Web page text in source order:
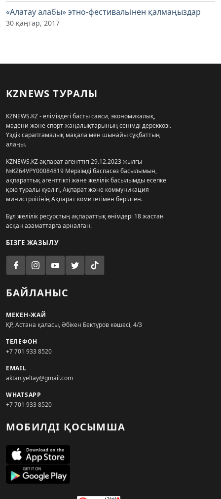
«Алатау алабы» этно-фестивальінен қалмаңыздар
30 қаңтар, 2017
KZNEWS ТУРАЛЫ
KZNEWS.KZ - еліміздегі басты саяси, экономикалық,
мәдени және спорт жаңалықтарының сенімді дереккөзі.
Үздік сараптамалық мақала мен шынайы сұқбаттың
алаңы.
KZNEWS.KZ ақпарат агенттігі 29.12.2023 жылғы
№KZ64VPY00084819 Мерзімді баспасөз басылымын,
ақпараттық агенттікті және желілік басылымды есепке
қою туралы куәлігі, Ақпарат және коммуникация
министрлігінің Ақпарат комитетімен берілген.
Бұл желілік ресурстың ақпараттық өнімдері 18 жастан
асқан азаматтарға арналған.
БІЗГЕ ЖАЗЫЛУ
БАЙЛАНЫС
МЕКЕН-ЖАЙ
ҚР, Астана қаласы, Әбікен Бектұров көшесі, 4/3
ТЕЛЕФОН
+7 701 933 8520
EMAIL
aktan.yeltay@gmail.com
WHATSAPP
+7 701 933 8520
МОБИЛДІ ҚОСЫМША